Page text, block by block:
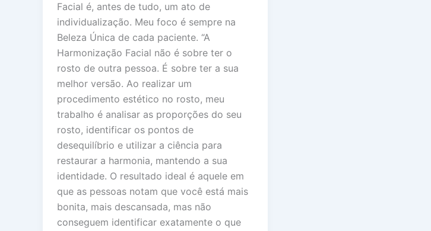
Facial é, antes de tudo, um ato de
individualização. Meu foco é sempre na
Beleza Única de cada paciente. “A
Harmonização Facial não é sobre ter o
rosto de outra pessoa. É sobre ter a sua
melhor versão. Ao realizar um
procedimento estético no rosto, meu
trabalho é analisar as proporções do seu
rosto, identificar os pontos de
desequilíbrio e utilizar a ciência para
restaurar a harmonia, mantendo a sua
identidade. O resultado ideal é aquele em
que as pessoas notam que você está mais
bonita, mais descansada, mas não
conseguem identificar exatamente o que